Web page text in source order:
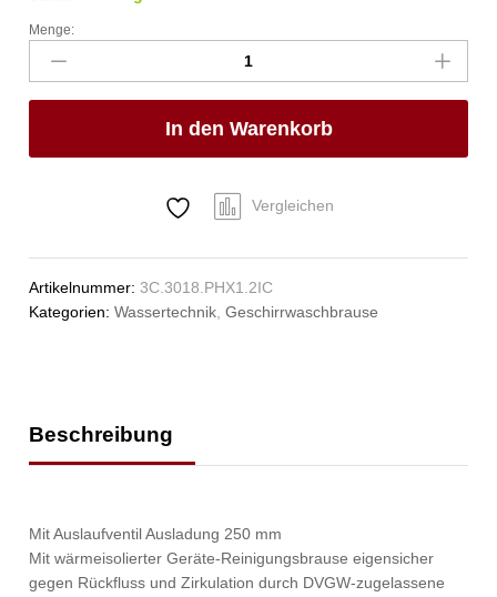
xaria
Mehrzweck-
Reinigungsset
1/2"
Menge:
In den Warenkorb
Vergleichen
Artikelnummer:3C.3018.PHX1.2IC
Kategorien:Wassertechnik,Geschirrwaschbrause
Beschreibung
Mit Auslaufventil Ausladung 250 mm
Mit wärmeisolierter Geräte-Reinigungsbrause eigensicher
gegen Rückfluss und Zirkulation durch DVGW-zugelassene